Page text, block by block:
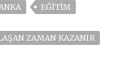
EĞITIM
ZAMAN KAZANIR